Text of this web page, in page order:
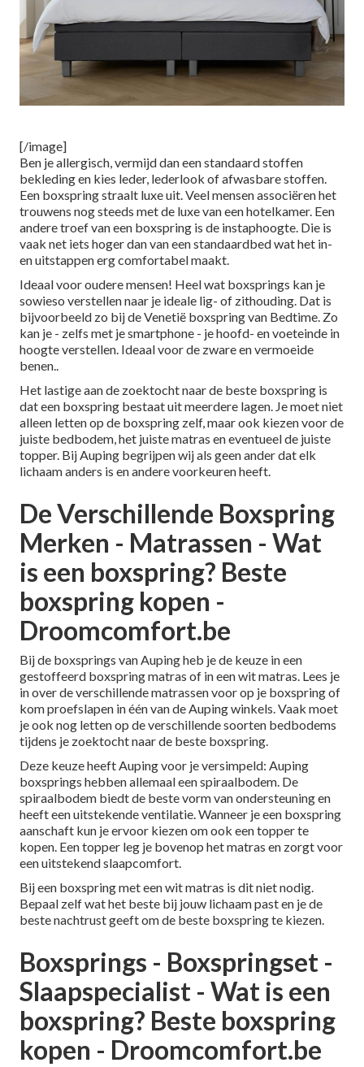
[/image]
Ben je allergisch, vermijd dan een standaard stoffen
bekleding en kies leder, lederlook of afwasbare stoffen.
Een boxspring straalt luxe uit. Veel mensen associëren het
trouwens nog steeds met de luxe van een hotelkamer. Een
andere troef van een boxspring is de instaphoogte. Die is
vaak net iets hoger dan van een standaardbed wat het in-
en uitstappen erg comfortabel maakt.
Ideaal voor oudere mensen! Heel wat boxsprings kan je
sowieso verstellen naar je ideale lig- of zithouding. Dat is
bijvoorbeeld zo bij de Venetië boxspring van Bedtime. Zo
kan je - zelfs met je smartphone - je hoofd- en voeteinde in
hoogte verstellen. Ideaal voor de zware en vermoeide
benen..
Het lastige aan de zoektocht naar de beste boxspring is
dat een boxspring bestaat uit meerdere lagen. Je moet niet
alleen letten op de boxspring zelf, maar ook kiezen voor de
juiste bedbodem, het juiste matras en eventueelde juiste
topper. Bij Auping begrijpen wij als geen ander dat elk
lichaam anders is en andere voorkeuren heeft.
De Verschillende Boxspring
Merken - Matrassen - Wat
is een boxspring? Beste
boxspring kopen -
Droomcomfort.be
Bij de boxsprings van Auping heb je de keuze in een
gestoffeerd boxspring matras of in eenwit matras. Lees je
in over de verschillende matrassen voor op je boxspring of
kom proefslapen in één van de Auping winkels. Vaak moet
je ook nog letten op de verschillende soorten bedbodems
tijdens je zoektocht naar de beste boxspring.
Deze keuze heeft Auping voor je versimpeld: Auping
boxsprings hebben allemaal een spiraalbodem. De
spiraalbodem biedt de beste vorm van ondersteuning en
heeft een uitstekende ventilatie. Wanneer je een boxspring
aanschaft kun je ervoor kiezen om ook eentopperte
kopen. Een topper leg je bovenop het matras en zorgt voor
een uitstekend slaapcomfort.
Bij een boxspring met een wit matras is dit niet nodig.
Bepaal zelf wat het beste bij jouw lichaam past en je de
beste nachtrust geeft om de beste boxspring te kiezen.
Boxsprings - Boxspringset -
Slaapspecialist - Wat is een
boxspring? Beste boxspring
kopen - Droomcomfort.be